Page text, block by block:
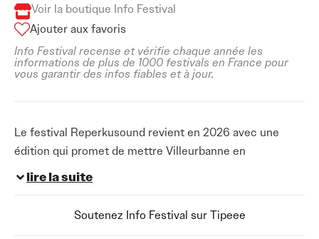
Voir la boutique Info Festival
Ajouter aux favoris
Info Festival recense et vérifie chaque année les
informations de plus de 1000 festivals en France pour
vous garantir des infos fiables et à jour.
Le festival Reperkusound revient en 2026 avec une
édition qui promet de mettre Villeurbanne en
effervescence du 3 au 5 avril. Chaque printemps, ce
rendez-vous devient un point de repère pour celles et
ceux qui aiment les nuits intenses, les sets affutés et
les artistes qui prennent des risques. Reperkusound fait
lire la suite
Soutenez Info Festival sur Tipeee